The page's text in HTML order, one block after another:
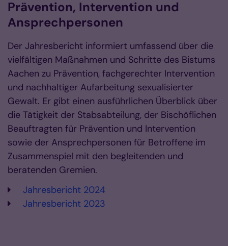
Prävention, Intervention und
Ansprechpersonen
Der Jahresbericht informiert umfassend über die
vielfältigen Maßnahmen und Schritte des Bistums
Aachen zu Prävention, fachgerechter Intervention
und nachhaltiger Aufarbeitung sexualisierter
Gewalt. Er gibt einen ausführlichen Überblick über
die Tätigkeit der Stabsabteilung, der Bischöflichen
Beauftragten für Prävention und Intervention
sowie der Ansprechpersonen für Betroffene im
Zusammenspiel mit den begleitenden und
beratenden Gremien.
Jahresbericht 2024
Jahresbericht 2023